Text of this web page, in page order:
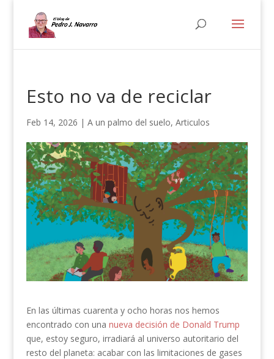
Esto no va de reciclar
Feb 14, 2026 | A un palmo del suelo, Articulos
En las últimas cuarenta y ocho horas nos hemos
encontrado con una nueva decisión de Donald Trump
que, estoy seguro, irradiará al universo autoritario del
resto del planeta: acabar con las limitaciones de gases